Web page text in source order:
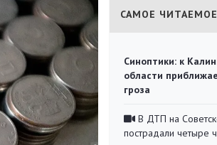
САМОЕ
Синоптики: к
области
гроза
В ДТП на
пострадали четыре